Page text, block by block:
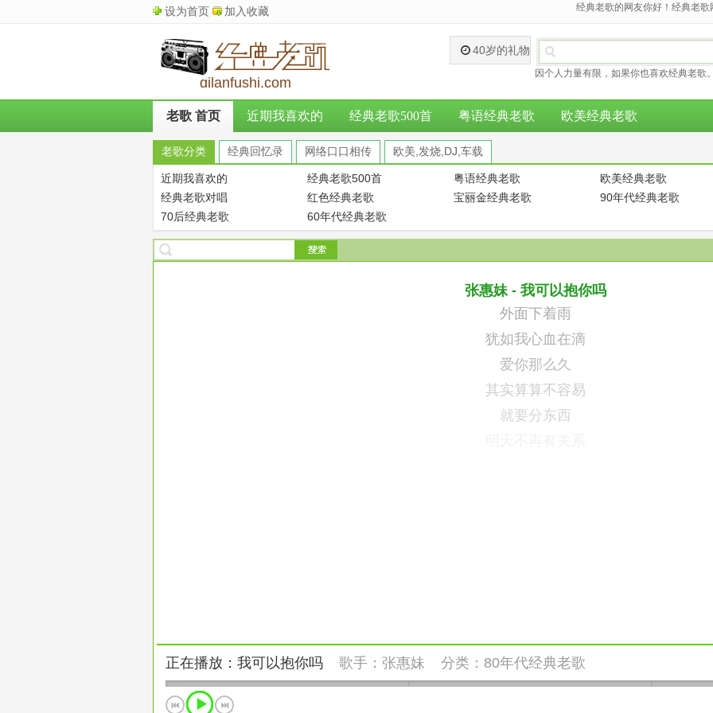
设为首页 加入收藏 经典老歌的网友你好！经典老
qilanfushi.com
40岁的礼物
因个人力量有限，如果你也喜欢经典老歌
老歌 首页 近期我喜欢的 经典老歌500首 粤语经典老歌 欧美经典老歌
老歌分类 经典回忆录 网络口口相传 欧美,发烧,DJ,车载
近期我喜欢的 经典老歌500首 粤语经典老歌 欧美经典老歌
经典老歌对唱
红色经典老歌 宝丽金经典老歌 90年代经典老歌
70后经典老歌
60年代经典老歌
张惠妹 - 我可以抱你吗
外面下着雨
犹如我心血在滴
爱你那么久
其实算算不容易
就要分东西
正在播放：我可以抱你吗 歌手： 张惠妹 分类： 80年代经典老歌